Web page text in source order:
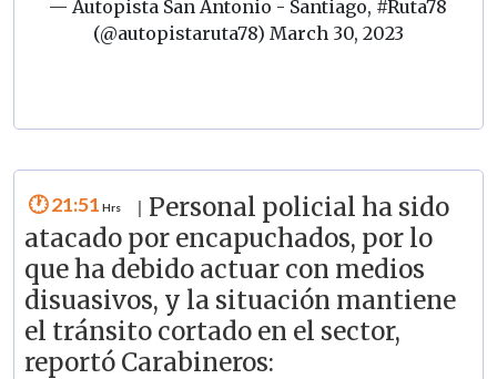
— Autopista San Antonio - Santiago, #Ruta78
(@autopistaruta78) March 30, 2023
21:51
Personal policial ha sido
atacado por encapuchados, por lo
que ha debido actuar con medios
disuasivos, y la situación mantiene
el tránsito cortado en el sector,
reportó Carabineros: